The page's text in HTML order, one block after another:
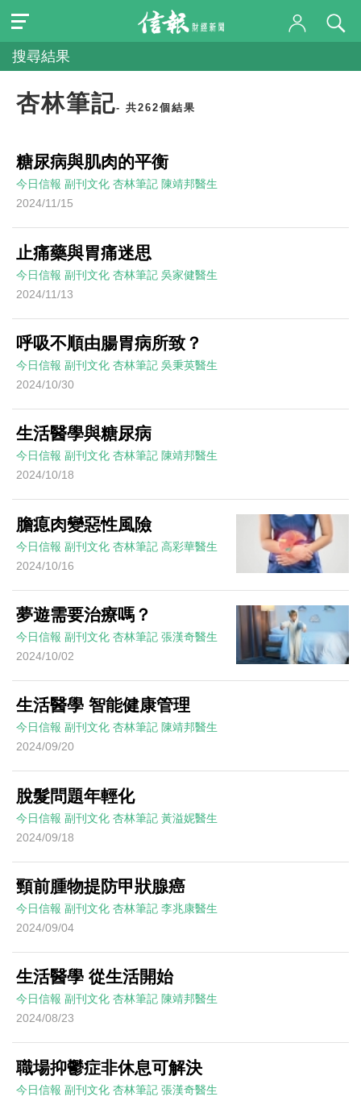
搜尋結果
杏林筆記- 共262個結果
糖尿病與肌肉的平衡
今日信報 副刊文化 杏林筆記 陳靖邦醫生
2024/11/15
止痛藥與胃痛迷思
今日信報 副刊文化 杏林筆記 吳家健醫生
2024/11/13
呼吸不順由腸胃病所致？
今日信報 副刊文化 杏林筆記 吳秉英醫生
2024/10/30
生活醫學與糖尿病
今日信報 副刊文化 杏林筆記 陳靖邦醫生
2024/10/18
膽瘜肉變惡性風險
今日信報 副刊文化 杏林筆記 高彩華醫生
2024/10/16
夢遊需要治療嗎？
今日信報 副刊文化 杏林筆記 張漢奇醫生
2024/10/02
生活醫學 智能健康管理
今日信報 副刊文化 杏林筆記 陳靖邦醫生
2024/09/20
脫髮問題年輕化
今日信報 副刊文化 杏林筆記 黃溢妮醫生
2024/09/18
頸前腫物提防甲狀腺癌
今日信報 副刊文化 杏林筆記 李兆康醫生
2024/09/04
生活醫學 從生活開始
今日信報 副刊文化 杏林筆記 陳靖邦醫生
2024/08/23
職場抑鬱症非休息可解決
今日信報 副刊文化 杏林筆記 張漢奇醫生